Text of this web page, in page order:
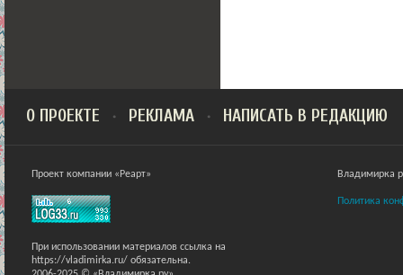
О ПРОЕКТЕ РЕКЛАМА НАПИСАТЬ В РЕДАКЦИЮ
Проект компании «Реарт»
При использовании материалов ссылка на
https://vladimirka.ru/ обязательна.
Владимирка
Политика